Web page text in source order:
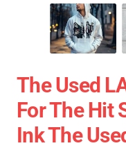
The Used
For The Hit
Ink The